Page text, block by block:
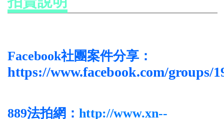
Facebook社團案件分享：
https://www.facebook.com/groups/
889法拍網： http://www.xn--